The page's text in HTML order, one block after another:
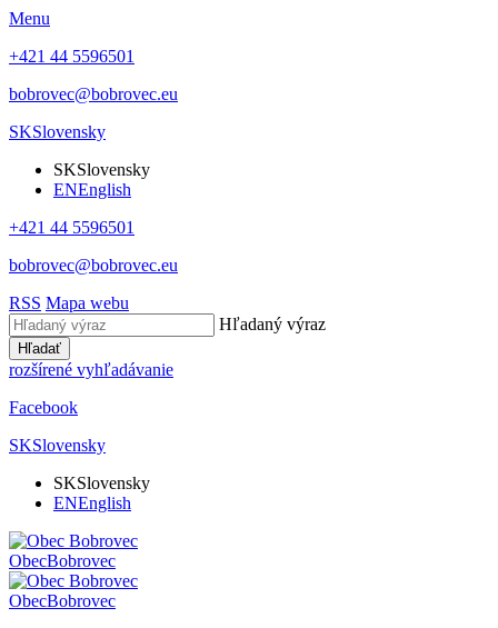
Menu
+421 44 5596501
bobrovec@bobrovec.eu
SKSlovensky
SKSlovensky
ENEnglish
+421 44 5596501
bobrovec@bobrovec.eu
RSS Mapa webu
Hľadaný výraz
Hľadať
rozšírené vyhľadávanie
Facebook
SKSlovensky
SKSlovensky
ENEnglish
ObecBobrovec
ObecBobrovec